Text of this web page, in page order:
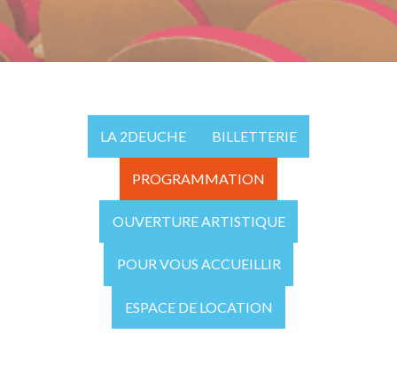
LA 2DEUCHE BILLETTERIE
PROGRAMMATION
OUVERTURE ARTISTIQUE
POUR VOUS ACCUEILLIR
ESPACE DE LOCATION